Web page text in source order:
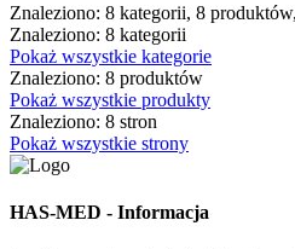
Znaleziono: 8 kategorii, 8
Znaleziono: 8 kategorii
Pokaż wszystkie kategorie
Znaleziono: 8 produktów
Pokaż wszystkie produkty
Znaleziono: 8 stron
Pokaż wszystkie strony
HAS-MED - Informacja